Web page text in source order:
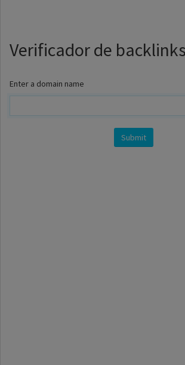
Verificador de backlinks
Enter a domain name